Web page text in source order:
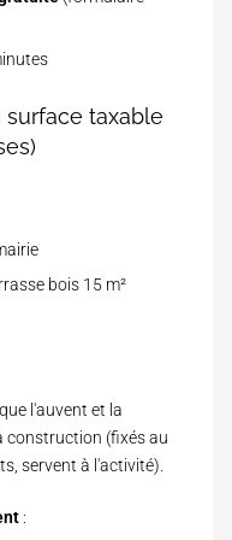
surface taxable
bois 15 m²
l'auvent et la
construction (fixés au
servent à l'activité).
: